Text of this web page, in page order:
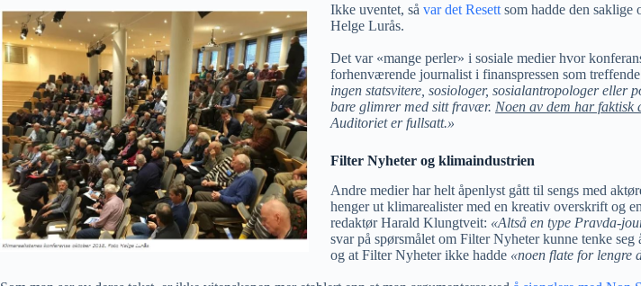
Ikke uventet, så var det Resett som hadde den
Helge Lurås.
Det var «mange perler» i sosiale medier hvor
forhenværende journalist i finanspressen som
ingen statsvitere, sosiologer, sosialantropologer eller
bare glimrer med sitt fravær. Noen av dem har faktisk
Auditoriet er fullsatt.»
Filter Nyheter og klimaindustrien
Andre medier har helt åpenlyst gått til sengs med
henger ut klimarealister med en kreativ overskrift og
redaktør Harald Klungtveit: «Altså en type Pravda-
svar på spørsmålet om Filter Nyheter kunne tenke
og at Filter Nyheter ikke hadde «noen flate for lengre